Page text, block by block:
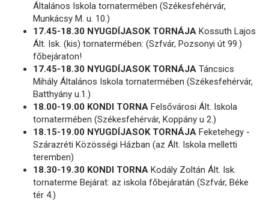
Általános Iskola tornatermében (Székesfehérvár,
Munkácsy M. u. 10.)
17.45-18.30 NYUGDÍJASOK TORNÁJA Kossuth Lajos
Ált. Isk. (kis) tornatermében: (Szfvár, Pozsonyi út 99.)
főbejáraton!
17.45-18.30 NYUGDÍJASOK TORNÁJA Táncsics
Mihály Általános Iskola tornatermében (Székesfehérvár,
Batthyány u.1.)
18.00-19.00 KONDI TORNA Felsővárosi Ált. Iskola
tornatermében (Székesfehérvár, Koppány u 2.)
18.15-19.00 NYUGDÍJASOK TORNÁJA Feketehegy -
Szárazréti Közösségi Házban (az Ált. Iskola melletti
teremben)
18.30-19.30 KONDI TORNA Kodály Zoltán Ált. Isk.
tornaterme Bejárat: az iskola főbejáratán (Szfvár, Béke
tér 4.)